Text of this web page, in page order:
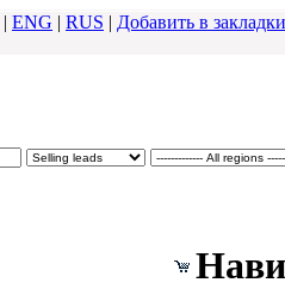
| ENG | RUS | Добавить в закладки